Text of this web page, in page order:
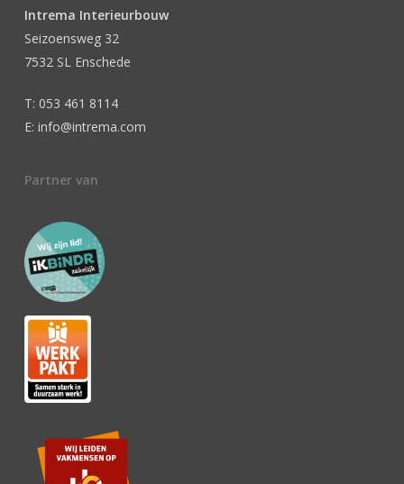
Intrema Interieurbouw
Seizoensweg 32
7532 SL Enschede
T: 053 461 8114
E: info@intrema.com
Partner van